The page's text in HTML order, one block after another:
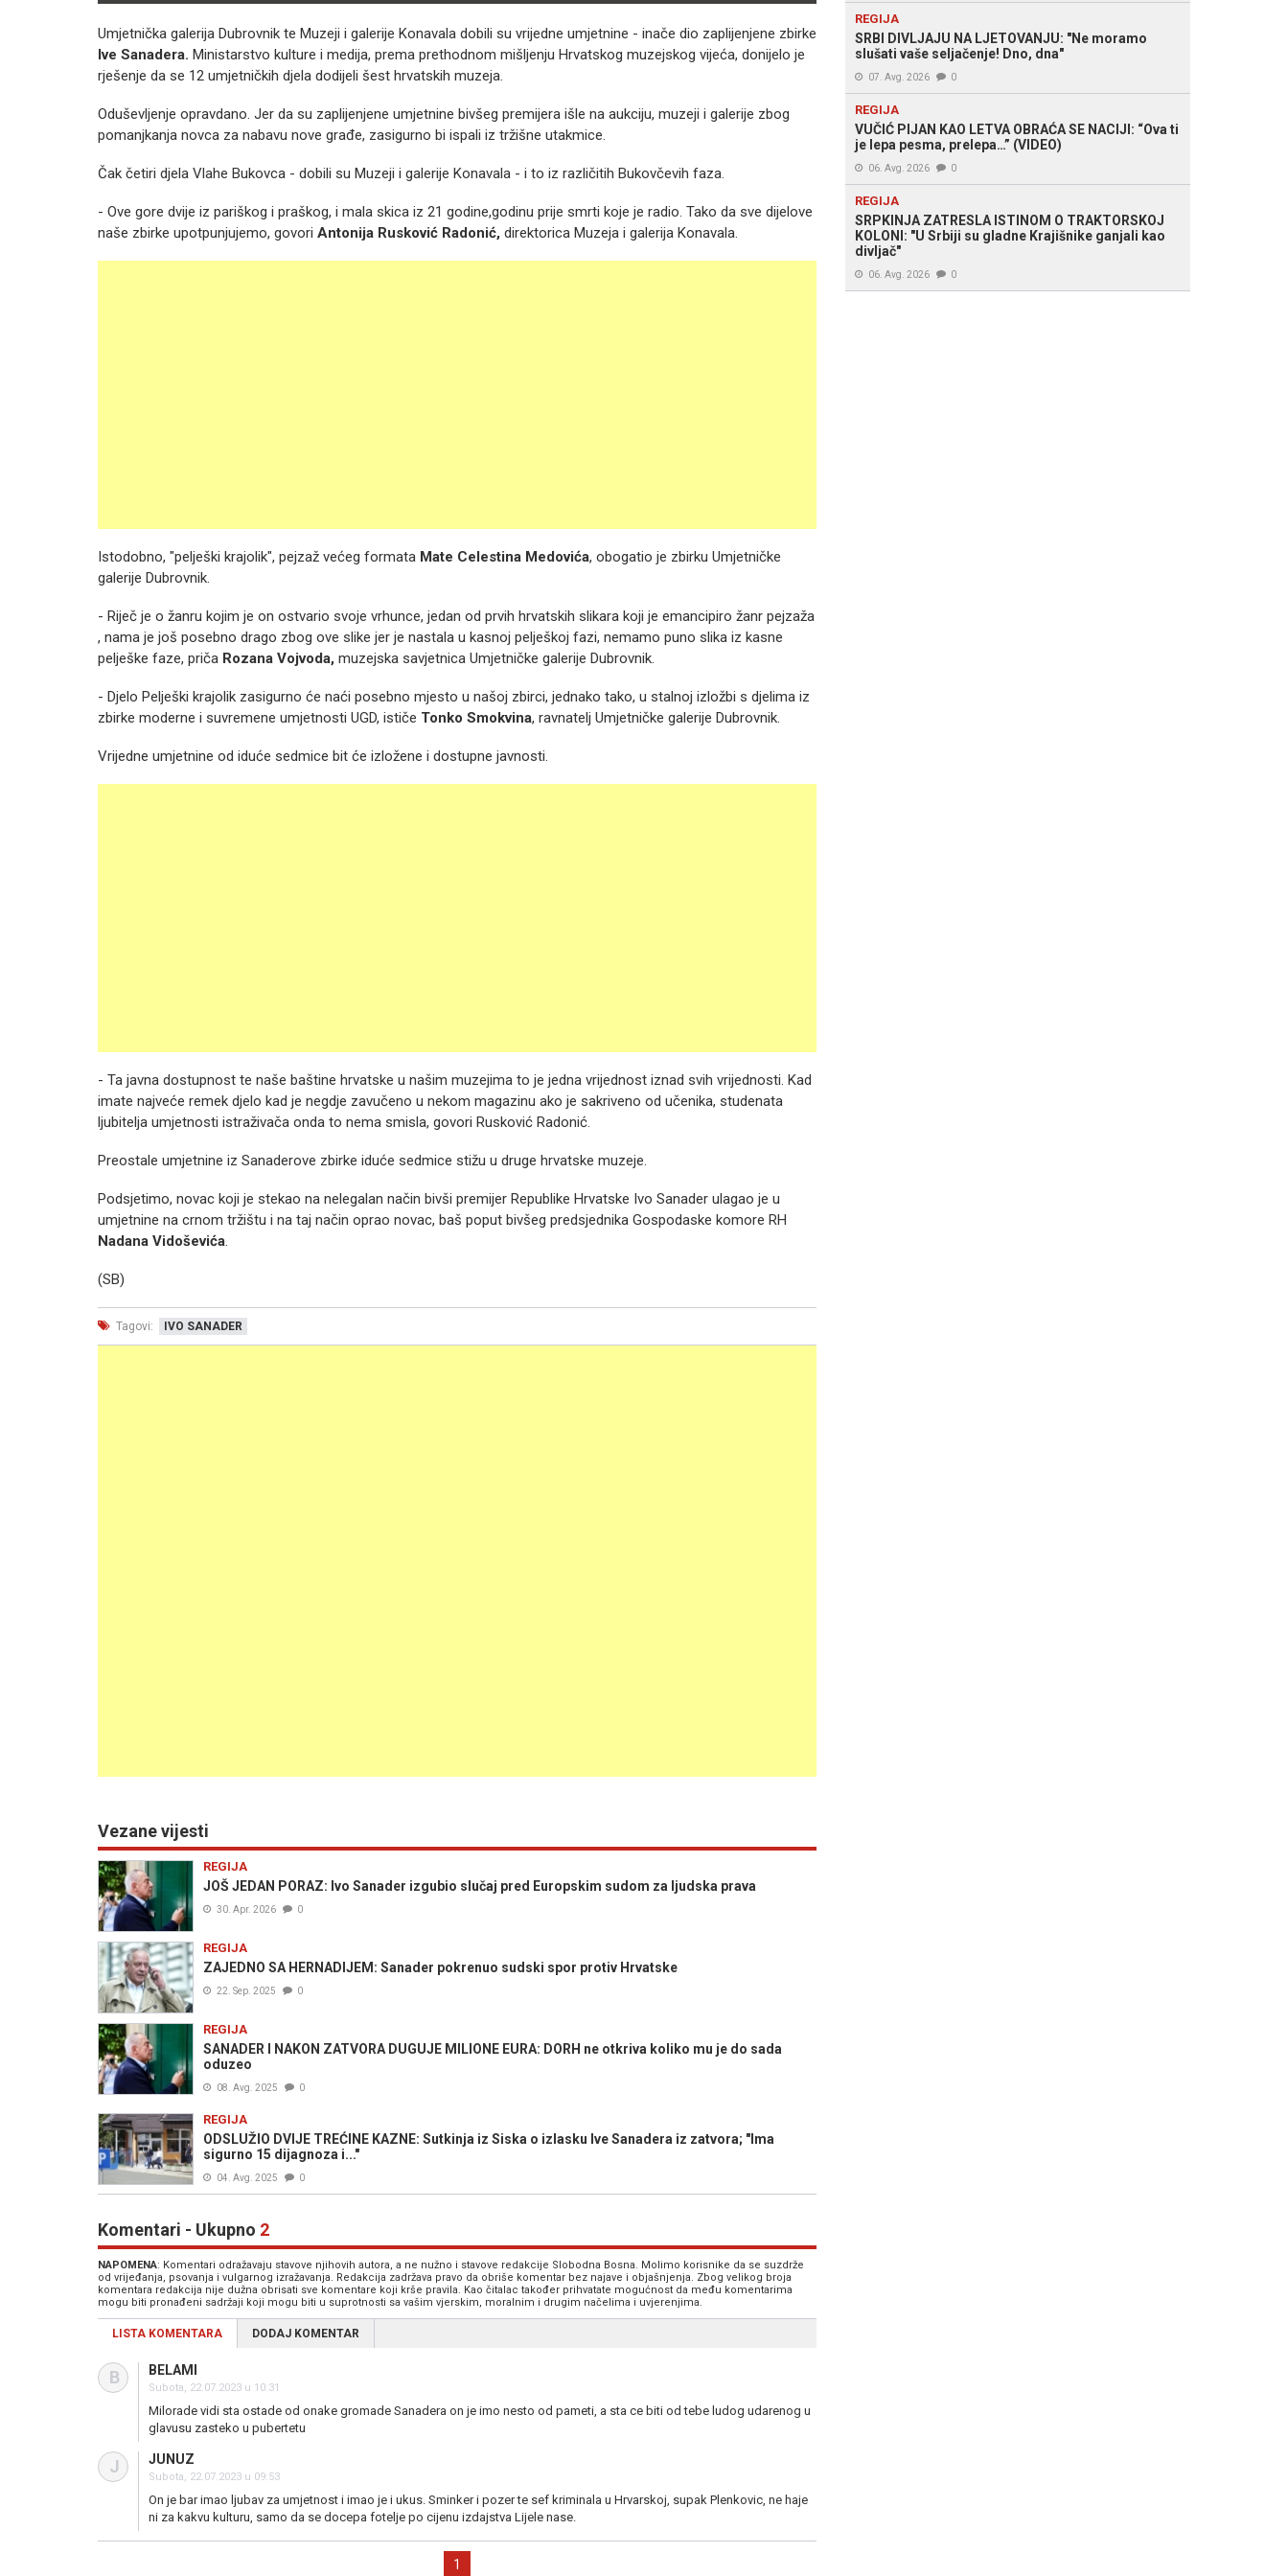
Umjetnička galerija Dubrovnik te Muzeji i galerije Konavala dobili su vrijedne umjetnine - inače dio zaplijenjene zbirke
Ive Sanadera. Ministarstvo kulture i medija, prema prethodnom mišljenju Hrvatskog muzejskog vijeća, donijelo je
rješenje da se 12 umjetničkih djela dodijeli šest hrvatskih muzeja.
Oduševljenje opravdano. Jer da su zaplijenjene umjetnine bivšeg premijera išle na aukciju, muzeji i galerije zbog
pomanjkanja novca za nabavu nove građe, zasigurno bi ispali iz tržišne utakmice.
Čak četiri djela Vlahe Bukovca - dobili su Muzeji i galerije Konavala - i to iz različitih Bukovčevih faza.
- Ove gore dvije iz pariškog i praškog, i mala skica iz 21 godine,godinu prije smrti koje je radio. Tako da sve dijelove
naše zbirke upotpunjujemo, govori Antonija Rusković Radonić, direktorica Muzeja i galerija Konavala.
Istodobno, "pelješki krajolik", pejzaž većeg formata Mate Celestina Medovića, obogatio je zbirku Umjetničke
galerije Dubrovnik.
- Riječ je o žanru kojim je on ostvario svoje vrhunce, jedan od prvih hrvatskih slikara koji je emancipiro žanr pejzaža
, nama je još posebno drago zbog ove slike jer je nastala u kasnoj pelješkoj fazi, nemamo puno slika iz kasne
pelješke faze, priča Rozana Vojvoda, muzejska savjetnica Umjetničke galerije Dubrovnik.
- Djelo Pelješki krajolik zasigurno će naći posebno mjesto u našoj zbirci, jednako tako, u stalnoj izložbi s djelima iz
zbirke moderne i suvremene umjetnosti UGD, ističe Tonko Smokvina, ravnatelj Umjetničke galerije Dubrovnik.
Vrijedne umjetnine od iduće sedmice bit će izložene i dostupne javnosti.
- Ta javna dostupnost te naše baštine hrvatske u našim muzejima to je jedna vrijednost iznad svih vrijednosti. Kad
imate najveće remek djelo kad je negdje zavučeno u nekom magazinu ako je sakriveno od učenika, studenata
ljubitelja umjetnosti istraživača onda to nema smisla, govori Rusković Radonić.
Preostale umjetnine iz Sanaderove zbirke iduće sedmice stižu u druge hrvatske muzeje.
Podsjetimo, novac koji je stekao na nelegalan način bivši premijer Republike Hrvatske Ivo Sanader ulagao je u
umjetnine na crnom tržištu i na taj način oprao novac, baš poput bivšeg predsjednika Gospodaske komore RH
Nadana Vidoševića.
(SB)
Tagovi: IVO SANADER
Vezane vijesti
REGIJA
JOŠ JEDAN PORAZ: Ivo Sanader izgubio slučaj pred Europskim sudom za ljudska prava
30. Apr. 2026 0
REGIJA
ZAJEDNO SA HERNADIJEM: Sanader pokrenuo sudski spor protiv Hrvatske
22. Sep. 2025 0
REGIJA
SANADER I NAKON ZATVORA DUGUJE MILIONE EURA: DORH ne otkriva koliko mu je do sada
oduzeo
08. Avg. 2025 0
REGIJA
ODSLUŽIO DVIJE TREĆINE KAZNE: Sutkinja iz Siska o izlasku Ive Sanadera iz zatvora; "Ima
sigurno 15 dijagnoza i..."
04. Avg. 2025 0
Komentari - Ukupno 2
NAPOMENA: Komentari odražavaju stavove njihovih autora, a ne nužno i stavove redakcije Slobodna Bosna. Molimo korisnike da se suzdrže
od vrijeđanja, psovanja i vulgarnog izražavanja. Redakcija zadržava pravo da obriše komentar bez najave i objašnjenja. Zbog velikog broja
komentara redakcija nije dužna obrisati sve komentare koji krše pravila. Kao čitalac također prihvatate mogućnost da među komentarima
mogu biti pronađeni sadržaji koji mogu biti u suprotnosti sa vašim vjerskim, moralnim i drugim načelima i uvjerenjima.
LISTA KOMENTARA DODAJ KOMENTAR
B BELAMI
Subota, 22.07.2023 u 10:31
Milorade vidi sta ostade od onake gromade Sanadera on je imo nesto od pameti, a sta ce biti od tebe ludog udarenog u
glavusu zasteko u pubertetu
J JUNUZ
Subota, 22.07.2023 u 09:53
On je bar imao ljubav za umjetnost i imao je i ukus. Sminker i pozer te sef kriminala u Hrvarskoj, supak Plenkovic, ne haje
ni za kakvu kulturu, samo da se docepa fotelje po cijenu izdajstva Lijele nase.
1
REGIJA
SRBI DIVLJAJU NA LJETOVANJU: "Ne moramo
slušati vaše seljačenje! Dno, dna"
07. Avg. 2026 0
REGIJA
VUČIĆ PIJAN KAO LETVA OBRAĆA SE NACIJI: “Ova ti
je lepa pesma, prelepa…” (VIDEO)
06. Avg. 2026 0
REGIJA
SRPKINJA ZATRESLA ISTINOM O TRAKTORSKOJ
KOLONI: "U Srbiji su gladne Krajišnike ganjali kao
divljač"
06. Avg. 2026 0